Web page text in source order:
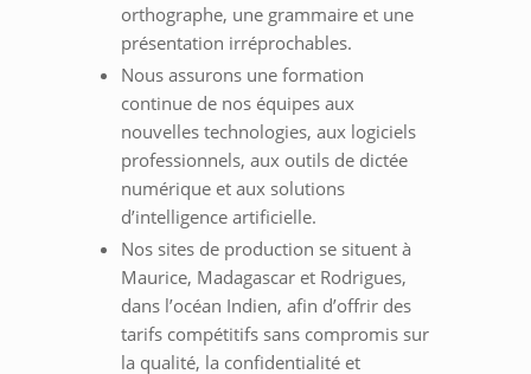
orthographe, une grammaire et une
présentation irréprochables.
Nous assurons une formation
continue de nos équipes aux
nouvelles technologies, aux logiciels
professionnels, aux outils de dictée
numérique et aux solutions
d’intelligence artificielle.
Nos sites de production se situent à
Maurice, Madagascar et Rodrigues,
dans l’océan Indien, afin d’offrir des
tarifs compétitifs sans compromis sur
la qualité, la confidentialité et